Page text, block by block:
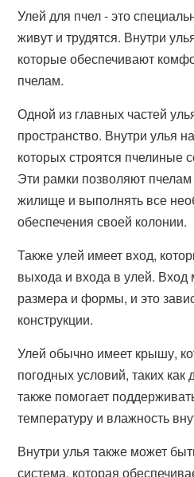
Улей для пчел - это
живут и трудятся. Внутри
которые обеспечивают
пчелам.
Одной из главных частей
пространство. Внутри улья
которых строятся пчелиные
Эти рамки позволяют пчелам
жилище и выполнять все
обеспечения своей колонии.
Также улей имеет вход,
выхода и входа в улей. Вход
размера и формы, и это
конструкции.
Улей обычно имеет крышу,
погодных условий, таких
также помогает
температуру и влажность
Внутри улья также может
система, которая